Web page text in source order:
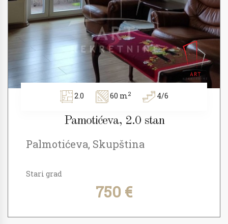
2.0 60 m2 4/6
Pamotićeva, 2.0 stan
Palmotićeva, Skupština
Stari grad
750 €